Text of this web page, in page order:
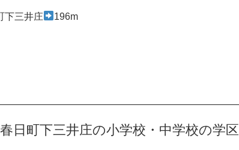
下三井庄 196m
日町下三井庄の小学校・中学校の学区